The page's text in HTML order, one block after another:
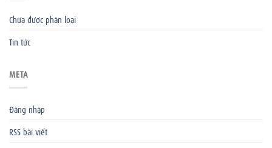
Chưa được phân loại
Tin tức
META
Đăng nhập
RSS bài viết